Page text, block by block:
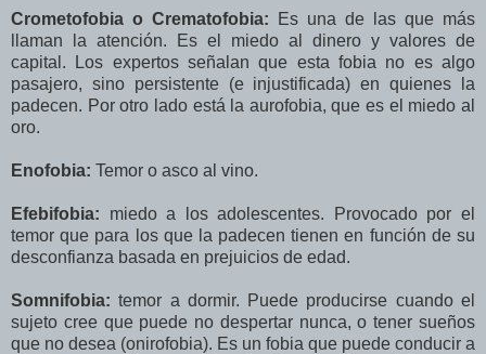
Crometofobia o Crematofobia: Es una de las que más
llaman la atención. Es el miedo al dinero y valores de
capital. Los expertos señalan que esta fobia no es algo
pasajero, sino persistente (e injustificada) en quienes la
padecen. Por otro lado está la aurofobia, que es el miedo al
oro.
Enofobia: Temor o asco al vino.
Efebifobia: miedo a los adolescentes. Provocado por el
temor que para los que la padecen tienen en función de su
desconfianza basada en prejuicios de edad.
Somnifobia: temor a dormir. Puede producirse cuando el
sujeto cree que puede no despertar nunca, o tener sueños
que no desea (onirofobia). Es un fobia que puede conducir a